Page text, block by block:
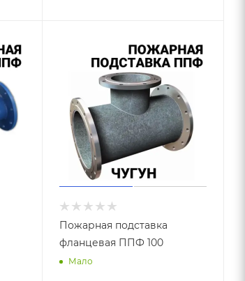
Пожарная подставка
фланцевая ППФ 100
Мало